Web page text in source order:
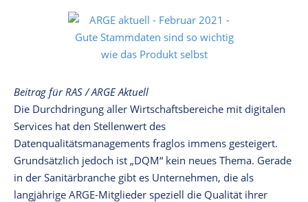
Beitrag für RAS / ARGE Aktuell
Die Durchdringung aller Wirtschaftsbereiche mit digitalen
Services hat den Stellenwert des
Datenqualitätsmanagements fraglos immens gesteigert.
Grundsätzlich jedoch ist „DQM“ kein neues Thema. Gerade
in der Sanitärbranche gibt es Unternehmen, die als
langjährige ARGE-Mitglieder speziell die Qualität ihrer